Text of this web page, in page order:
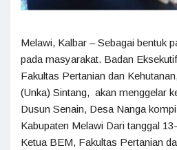
Melawi, Kalbar – Sebagai bentuk
pada masyarakat. Badan
Fakultas Pertanian dan
(Unka) Sintang, akan menggelar
Dusun Senain, Desa Nanga
Kabupaten Melawi Dari tanggal
Ketua BEM, Fakultas Pertanian